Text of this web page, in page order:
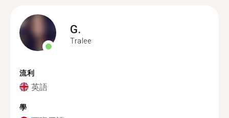
G.
Tralee
流利
英語
學